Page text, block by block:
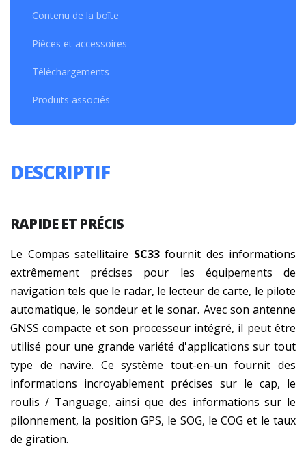
Contenu de la boîte
Pièces et accessoires
Téléchargements
Produits associés
DESCRIPTIF
RAPIDE ET PRÉCIS
Le Compas satellitaire SC33fournit des informations
extrêmement précises pour les équipements de
navigation tels que le radar, le lecteur de carte, le pilote
automatique, le sondeur et le sonar. Avec son antenne
GNSS compacte et son processeur intégré, il peut être
utilisé pour une grande variété d'applications sur tout
type de navire. Ce système tout-en-un fournit des
informations incroyablement précises sur le cap, le
roulis / Tanguage, ainsi que des informations sur le
pilonnement, la position GPS, le SOG, le COG et le taux
de giration.